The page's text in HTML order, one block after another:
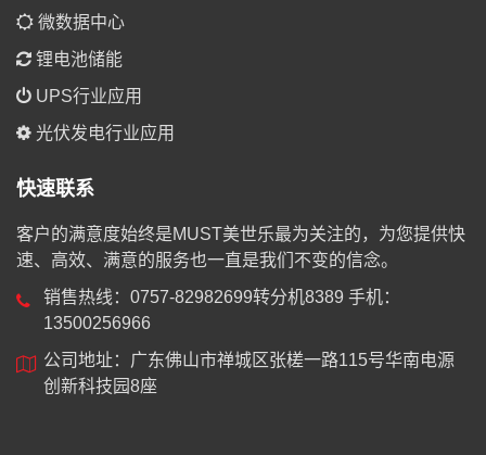
微数据中心
锂电池储能
UPS行业应用
光伏发电行业应用
快速联系
客户的满意度始终是MUST美世乐最为关注的，为您提供快
速、高效、满意的服务也一直是我们不变的信念。
销售热线：0757-82982699转分机8389 手机：
13500256966
公司地址：广东佛山市禅城区张槎一路115号华南电源
创新科技园8座